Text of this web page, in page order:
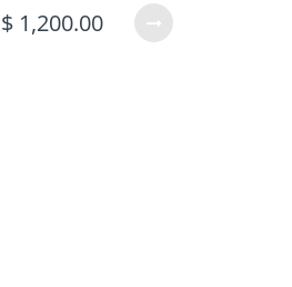
$ 1,200.00